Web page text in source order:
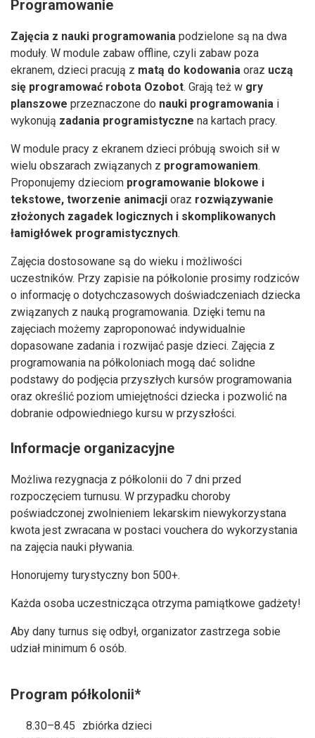
Programowanie
Zajęcia z nauki programowania podzielone są na dwa
moduły. W module zabaw offline, czyli zabaw poza
ekranem, dzieci pracują z matą do kodowania oraz uczą
się programować robota Ozobot. Grają też w gry
planszowe przeznaczone do nauki programowania i
wykonują zadania programistyczne na kartach pracy.
W module pracy z ekranem dzieci próbują swoich sił w
wielu obszarach związanych z programowaniem.
Proponujemy dzieciom programowanie blokowe i
tekstowe, tworzenie animacji oraz rozwiązywanie
złożonych zagadek logicznych i skomplikowanych
łamigłówek programistycznych.
Zajęcia dostosowane są do wieku i możliwości
uczestników. Przy zapisie na półkolonie prosimy rodziców
o informację o dotychczasowych doświadczeniach dziecka
związanych z nauką programowania. Dzięki temu na
zajęciach możemy zaproponować indywidualnie
dopasowane zadania i rozwijać pasje dzieci. Zajęcia z
programowania na półkoloniach mogą dać solidne
podstawy do podjęcia przyszłych kursów programowania
oraz określić poziom umiejętności dziecka i pozwolić na
dobranie odpowiedniego kursu w przyszłości.
Informacje organizacyjne
Możliwa rezygnacja z półkolonii do 7 dni przed
rozpoczęciem turnusu. W przypadku choroby
poświadczonej zwolnieniem lekarskim niewykorzystana
kwota jest zwracana w postaci vouchera do wykorzystania
na zajęcia nauki pływania.
Honorujemy turystyczny bon 500+.
Każda osoba uczestnicząca otrzyma pamiątkowe gadżety!
Aby dany turnus się odbył, organizator zastrzega sobie
udział minimum 6 osób.
Program półkolonii*
8.30–8.45
zbiórka dzieci